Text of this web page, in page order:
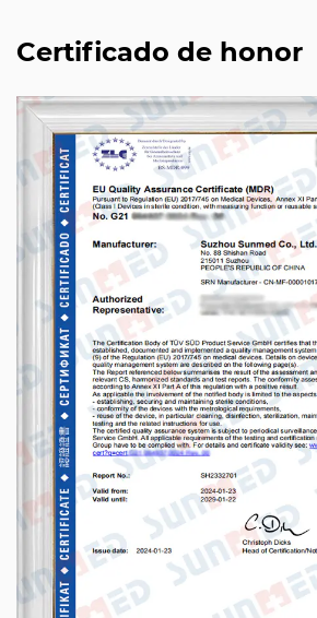
Certificado de honor